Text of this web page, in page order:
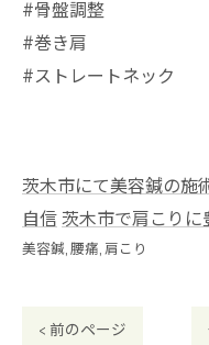
#骨盤調整
#巻き肩
#ストレートネック
茨木市にて美容鍼の施
自信茨木市で肩こり
美容鍼 腰痛 肩こり
< 前のページ